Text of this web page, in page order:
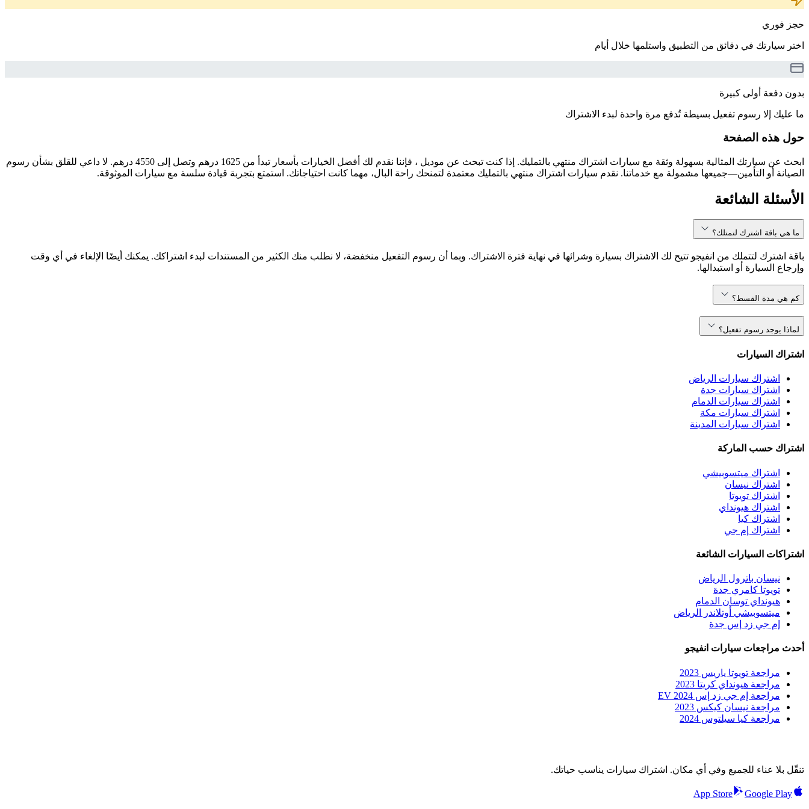
حجز فوري
اختر سيارتك في دقائق من التطبيق واستلمها خلال أيام
بدون دفعة أولى كبيرة
ما عليك إلا رسوم تفعيل بسيطة تُدفع مرة واحدة لبدء الاشتراك
حول هذه الصفحة
ابحث عن سيارتك المثالية بسهولة وثقة مع سيارات اشتراك منتهي بالتمليك. إذا كنت تبحث عن موديل ، فإننا نقدم لك أفضل الخيارات بأسعار تبدأ من 1625 درهم وتصل إلى 4550 درهم. لا داعي للقلق بشأن رسوم
الصيانة أو التأمين—جميعها مشمولة مع خدماتنا. نقدم سيارات اشتراك منتهي بالتمليك معتمدة لتمنحك راحة البال، مهما كانت احتياجاتك. استمتع بتجربة قيادة سلسة مع سيارات الموثوقة.
الأسئلة الشائعة
ما هي باقة اشترك لتمتلك؟
باقة اشترك لتتملك من انفيجو تتيح لك الاشتراك بسيارة وشرائها في نهاية فترة الاشتراك. وبما أن رسوم التفعيل منخفضة، لا نطلب منك الكثير من المستندات لبدء اشتراكك. يمكنك أيضًا الإلغاء في أي وقت
وإرجاع السيارة أو استبدالها.
كم هي مدة القسط؟
لماذا يوجد رسوم تفعيل؟
اشتراك السيارات
اشتراك سيارات الرياض
اشتراك سيارات جدة
اشتراك سيارات الدمام
اشتراك سيارات مكة
اشتراك سيارات المدينة
اشتراك حسب الماركة
اشتراك ميتسوبيشي
اشتراك نيسان
اشتراك تويوتا
اشتراك هيونداي
اشتراك كيا
اشتراك إم جي
اشتراكات السيارات الشائعة
نيسان باترول الرياض
تويوتا كامري جدة
هيونداي توسان الدمام
ميتسوبيشي أوتلاندر الرياض
إم جي زد إس جدة
أحدث مراجعات سيارات انفيجو
مراجعة تويوتا ياريس 2023
مراجعة هيونداي كريتا 2023
مراجعة إم جي زد إس EV 2024
مراجعة نيسان كيكس 2023
مراجعة كيا سيلتوس 2024
تنقّل بلا عناء للجميع وفي أي مكان. اشتراك سيارات يناسب حياتك.
App Store Google Play